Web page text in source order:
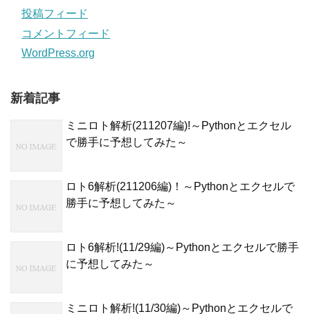
投稿フィード
コメントフィード
WordPress.org
新着記事
ミニロト解析(211207編)!～Pythonとエクセル
で勝手に予想してみた～
ロト6解析(211206編)！～Pythonとエクセルで
勝手に予想してみた～
ロト6解析!(11/29編)～Pythonとエクセルで勝手
に予想してみた～
ミニロト解析!(11/30編)～Pythonとエクセルで